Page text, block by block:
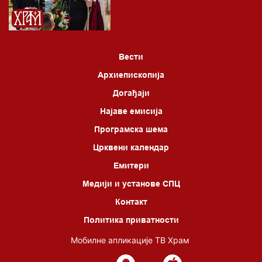
Вести
Архиепископија
Догађаји
Најаве емисија
Програмска шема
Црквени календар
Емитери
Медији и установе СПЦ
Контакт
Политика приватности
Мобилне апликације ТВ Храм